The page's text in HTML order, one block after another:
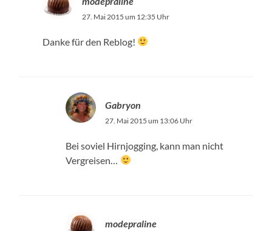
27. Mai 2015 um 12:35 Uhr
Danke für den Reblog!
Gabryon
27. Mai 2015 um 13:06 Uhr
Bei soviel Hirnjogging, kann man nicht
Vergreisen…
modepraline